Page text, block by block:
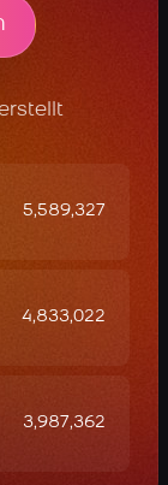
5,589,327
4,833,022
3,987,362